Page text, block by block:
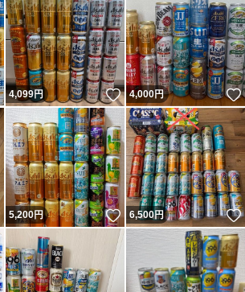
いいね！
4,099円 いいね！
4,000円
いいね！
5,200円 いいね！
6,500円